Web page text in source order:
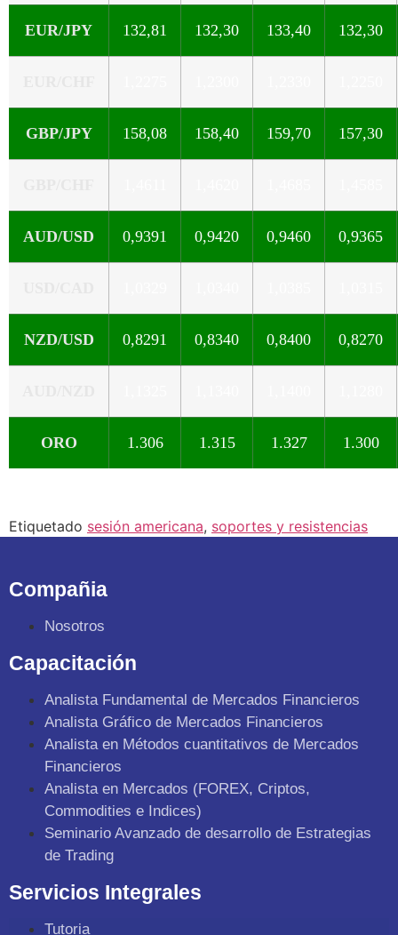
EUR/JPY 132,81 132,30 133,40 132,30
GBP/JPY 158,08 158,40 159,70 157,30
AUD/USD 0,9391 0,9420 0,9460 0,9365
NZD/USD 0,8291 0,8340 0,8400 0,8270
ORO 1.306 1.315 1.327 1.300
Etiquetado sesión americana, soportes y resistencias
Compañia
Nosotros
Capacitación
Analista Fundamental de Mercados Financieros
Analista Gráfico de Mercados Financieros
Analista en Métodos cuantitativos de Mercados
Financieros
Analista en Mercados (FOREX, Criptos,
Commodities e Indices)
Seminario Avanzado de desarrollo de Estrategias
de Trading
Servicios Integrales
Tutoria